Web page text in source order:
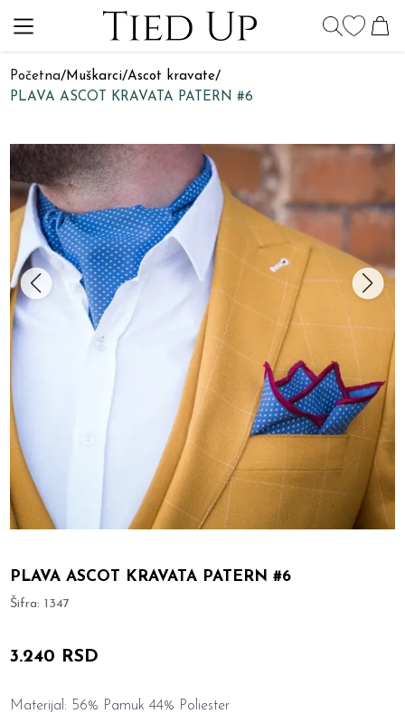
Početna/Muškarci/Ascot kravate/
PLAVA ASCOT KRAVATA PATERN #6
PLAVA ASCOT KRAVATA PATERN #6
Šifra:1347
3.240 RSD
Materijal: 56% Pamuk 44% Poliester